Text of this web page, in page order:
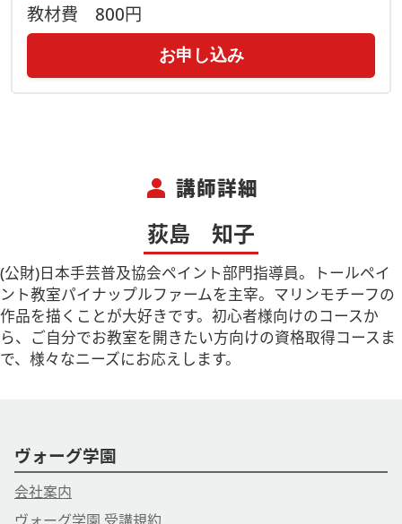
教材費 800円
お申し込み
person 講師詳細
荻島 知子
(公財)日本手芸普及協会ペイント部門指導員。トールペイ
ント教室パイナップルファームを主宰。マリンモチーフの
作品を描くことが大好きです。初心者様向けのコースか
ら、ご自分でお教室を開きたい方向けの資格取得コースま
で、様々なニーズにお応えします。
ヴォーグ学園
会社案内